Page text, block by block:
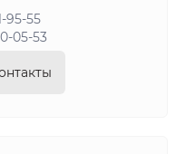
95-55
05-53